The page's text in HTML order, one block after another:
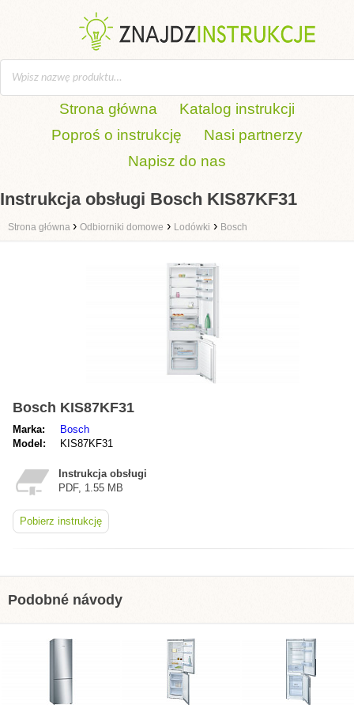
Strona główna
Katalog instrukcji
Poproś o instrukcję
Nasi partnerzy
Napisz do nas
Instrukcja obsługi Bosch KIS87KF31
Strona główna › Odbiorniki domowe › Lodówki › Bosch
Bosch KIS87KF31
Marka:
Bosch
Model:
KIS87KF31
Instrukcja obsługi
PDF, 1.55 MB
Pobierz instrukcję
Podobné návody